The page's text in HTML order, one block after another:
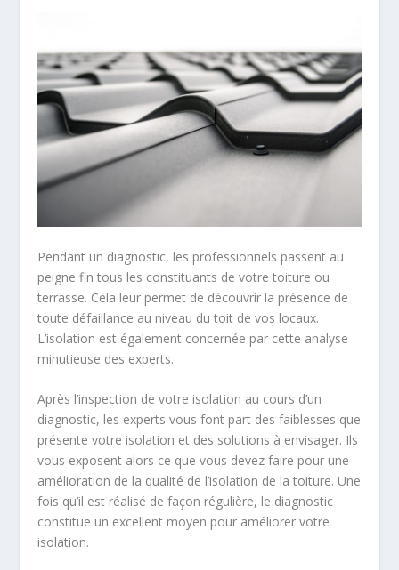
Pendant un diagnostic, les professionnels passent au
peigne fin tous les constituants de votre toiture ou
terrasse. Cela leur permet de découvrir la présence de
toute défaillance au niveau du toit de vos locaux.
L’isolation est également concernée par cette analyse
minutieuse des experts.
Après l’inspection de votre isolation au cours d’un
diagnostic, les experts vous font part des faiblesses que
présente votre isolation et des solutions à envisager. Ils
vous exposent alors ce que vous devez faire pour une
amélioration de la qualité de l’isolation de la toiture. Une
fois qu’il est réalisé de façon régulière, le diagnostic
constitue un excellent moyen pour améliorer votre
isolation.